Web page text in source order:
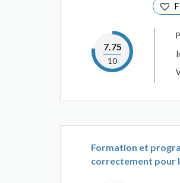
7.75
10
Formation et
correctement pour